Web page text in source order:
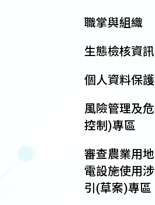
職掌與組織
生態檢核資
個人資料保
風險管理及
控制)專區
審查農業用
電設施使用
引(草案)專區